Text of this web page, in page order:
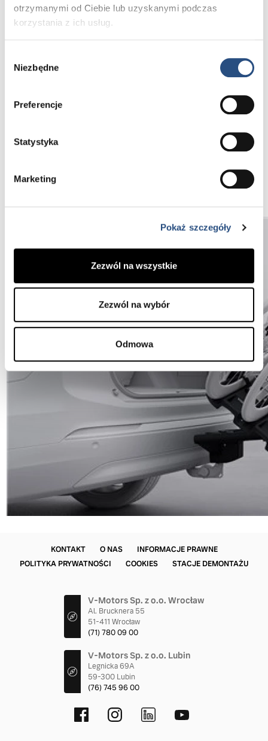
otrzymanymi od Ciebie lub uzyskanymi podczas
korzystania z ich usług.
zgody
Niezbędne
Preferencje
Statystyka
Marketing
Pokaż szczegóły
Zezwól na wszystkie
Zezwól na wybór
Odmowa
Bagażnik rowerowy na hak holowniczy 3 rowery –
FIX4BIKE®
umożliwia przewóz trzech rowerów, jednak można
go rozszerzyć o adapter pozwalający przewozić
lepsze dopasowanie i łatwiejsze mocowanie
bagażnika na haku holowniczym.
Złącze do haka holowniczego można łatwo zdjąć
za pomocą ergonomicznego uchwytu.
ZAPYTAJ O DOSTĘPNOŚĆ PRODUKTU
KONTAKT O NAS
INFORMACJE PRAWNE
POLITYKA PRYWATNOŚCI
COOKIES STACJE DEMONTAŻU
V-Motors Sp. z o.o. Wrocław
Al. Brucknera 55
51-411 Wrocław
(71) 780 09 00
V-Motors Sp. z o.o. Lubin
Legnicka 69A
59-300 Lubin
(76) 745 96 00